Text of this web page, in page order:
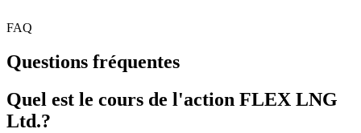
FAQ
Questions fréquentes
Quel est le cours de l'action FLEX LNG
Ltd.?